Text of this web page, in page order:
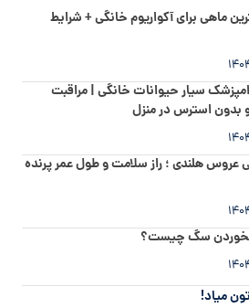
ماهی برای آکواریوم خانگی + شرایط
سیار حیوانات خانگی | مراقبت
استرس در منزل
عروس هلندی ؛ راز سلامت و طول عمر پرنده
سگ چیست؟
میاد!